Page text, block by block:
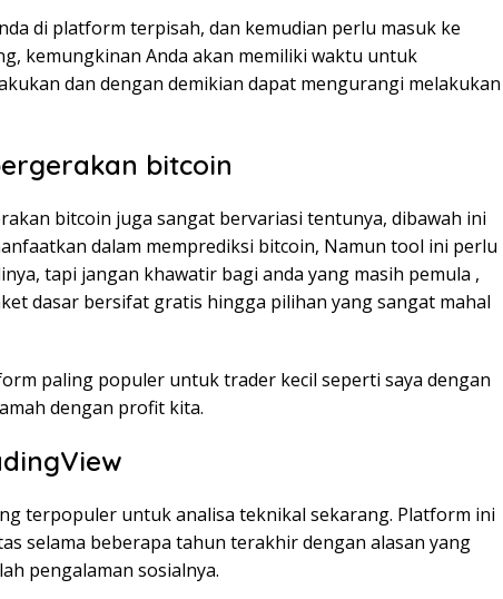
di platform terpisah, dan kemudian perlu masuk ke
kemungkinan Anda akan memiliki waktu untuk
dan dengan demikian dapat mengurangi melakukan
bitcoin
bitcoin juga sangat bervariasi tentunya, dibawah ini
dalam memprediksi bitcoin, Namun tool ini perlu
tapi jangan khawatir bagi anda yang masih pemula ,
dasar bersifat gratis hingga pilihan yang sangat mahal
paling populer untuk trader kecil seperti saya dengan
dengan profit kita.
terpopuler untuk analisa teknikal sekarang. Platform ini
selama beberapa tahun terakhir dengan alasan yang
pengalaman sosialnya.